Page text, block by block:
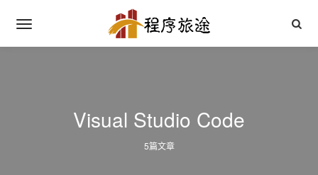
Visual Studio Code
5篇文章